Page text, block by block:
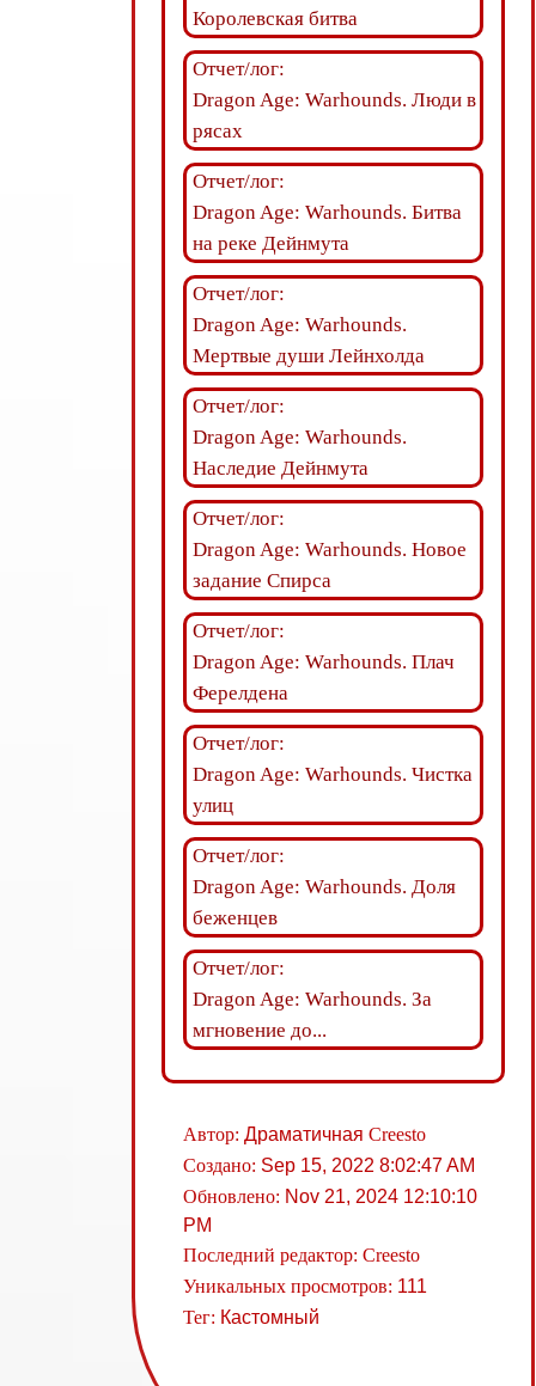
Королевская битва
Отчет/лог:
Dragon Age: Warhounds. Люди в
рясах
Отчет/лог:
Dragon Age: Warhounds. Битва
на реке Дейнмута
Отчет/лог:
Dragon Age: Warhounds.
Мертвые души Лейнхолда
Отчет/лог:
Dragon Age: Warhounds.
Наследие Дейнмута
Отчет/лог:
Dragon Age: Warhounds. Новое
задание Спирса
Отчет/лог:
Dragon Age: Warhounds. Плач
Ферелдена
Отчет/лог:
Dragon Age: Warhounds. Чистка
улиц
Отчет/лог:
Dragon Age: Warhounds. Доля
беженцев
Отчет/лог:
Dragon Age: Warhounds. За
мгновение до...
Автор: Драматичная Creesto
Создано: Sep 15, 2022 8:02:47 AM
Обновлено: Nov 21, 2024 12:10:10
PM
Последний редактор: Creesto
Уникальных просмотров: 111
Тег: Кастомный